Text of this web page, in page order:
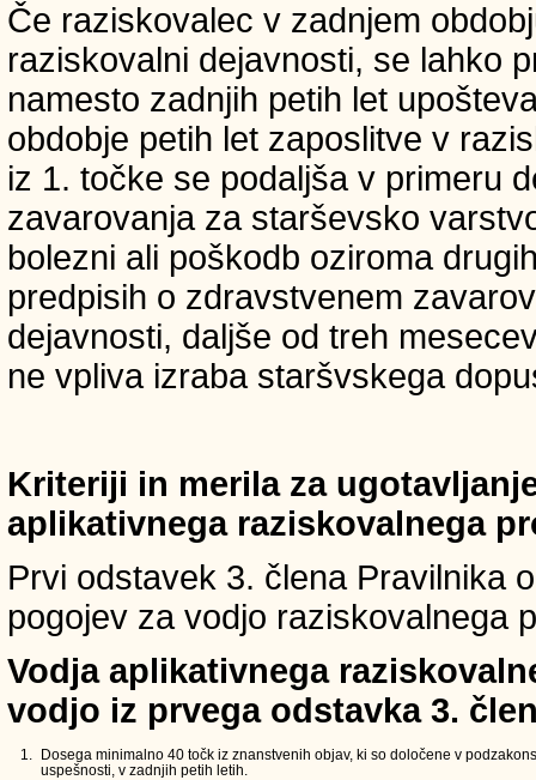
Če raziskovalec v zadnjem
raziskovalni dejavnosti, se lahko
namesto zadnjih petih let
obdobje petih let zaposlitve v
iz 1. točke se podaljša v primeru
zavarovanja za starševsko
bolezni ali poškodb oziroma
predpisih o zdravstvenem
dejavnosti, daljše od treh
ne vpliva izraba staršvskega
Kriteriji in merila za
aplikativnega raziskovalnega
Prvi odstavek 3. člena Pravilnika
pogojev za vodjo raziskovalnega
Vodja aplikativnega
vodjo iz prvega odstavka 3.
1.
Dosega minimalno 40 točk iz znanstvenih objav, ki so določene v
uspešnosti, v zadnjih petih letih.